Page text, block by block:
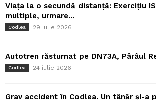
Viața la o secundă distanță: Exercițiu
multiple, urmare...
Codlea 29 iulie 2026
Autotren răsturnat pe DN73A, Pârâul
Codlea 24 iulie 2026
Grav accident în Codlea. Un tânăr și-a